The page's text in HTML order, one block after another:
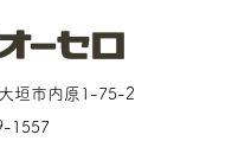
垣市内原1-75-2
1557